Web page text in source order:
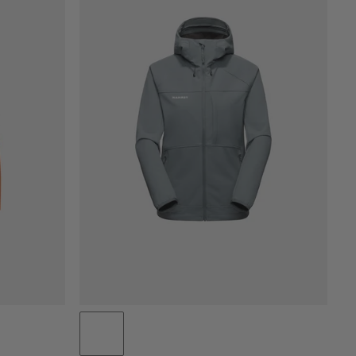
PRIJS LAAG NAAR HOOG
PRIJS HOOG NAAR LAAG
WAT IS ER NIEUW
BEOORDELING